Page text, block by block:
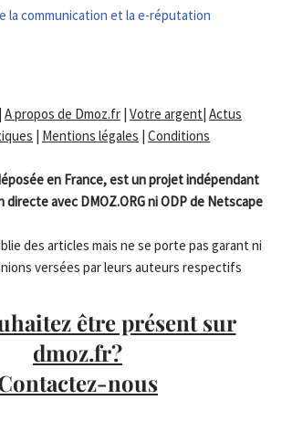
la communication et la e-réputation
| A propos de Dmoz.fr | Votre argent| Actus
| Mentions légales | Conditions
en France, est un projet indépendant
directe avec DMOZ.ORG ni ODP de Netscape
des articles mais ne se porte pas garant ni
versées par leurs auteurs respectifs
être présent sur
dmoz.fr?
nous